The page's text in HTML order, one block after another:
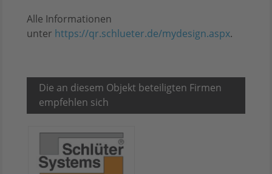
Alle Informationen
unter https://qr.schlueter.de/mydesign.aspx.
Die an diesem Objekt beteiligten Firmen
empfehlen sich